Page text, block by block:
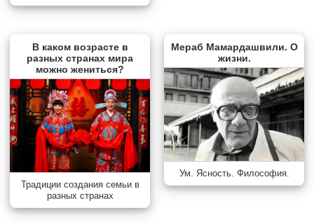
В каком возрасте в
разных странах мира
можно жениться?
Традиции создания семьи в
разных странах
Мераб Мамардашвили. О
жизни.
Ум. Ясность. Философия.